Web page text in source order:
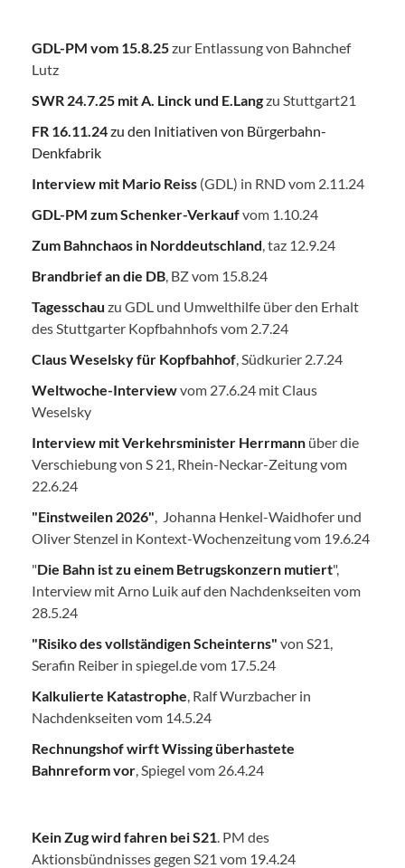
GDL-PM vom 15.8.25zur Entlassung von Bahnchef
Lutz
SWR 24.7.25 mit A. Linck und E.Langzu Stuttgart21
FR 16.11.24zu den Initiativen von Bürgerbahn-
Denkfabrik
Interview mit Mario Reiss (GDL) in RND vom 2.11.24
GDL-PM zum Schenker-Verkaufvom 1.10.24
Zum Bahnchaos in Norddeutschland , taz 12.9.24
Brandbrief an die DB , BZ vom 15.8.24
Tagesschau zu GDL und Umwelthilfe über den Erhalt
des Stuttgarter Kopfbahnhofs vom 2.7.24
Claus Weselsky für Kopfbahhof , Südkurier 2.7.24
Weltwoche-Interviewvom 27.6.24 mit Claus
Weselsky
Interview mit Verkehrsminister Herrmann über die
Verschiebung von S 21, Rhein-Neckar-Zeitung vom
22.6.24
"Einstweilen 2026" , Johanna Henkel-Waidhofer und
Oliver Stenzel in Kontext-Wochenzeitung vom 19.6.24
"Die Bahn ist zu einem Betrugskonzern mutiert",
Interview mit Arno Luik auf den Nachdenkseiten vom
28.5.24
"Risiko des vollständigen Scheinterns" von S21,
Serafin Reiber in spiegel.de vom 17.5.24
Kalkulierte Katastrophe , Ralf Wurzbacher in
Nachdenkseiten vom 14.5.24
Rechnungshof wirft Wissing überhastete
Bahnreform vor , Spiegel vom 26.4.24
Kein Zug wird fahren bei S21 . PM des
Aktionsbündnisses gegen S21 vom 19.4.24